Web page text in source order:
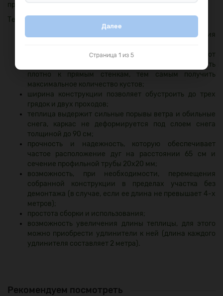
предварительно обработанного антисептиком бруса.
Теплица имеет следующие преимущества:
легкий доступ в теплицу, удобство ее проветривания
увеличенная полезная площадь (на 30 % в отличие от
теплиц арочного типа), рассаду можно высаживать
плотно к прямым стенкам, тем самым получить
максимальное количество кустов;
ширина конструкции позволяет обустроить до трех
грядок и двух проходов;
теплица выдержит сильные порывы ветра и обильные
снега, каркас не деформируется под слоем снега
толщиной до 90 см;
прочность и надежность, которую обеспечивает
частое расположение дуг на расстоянии 65 см и
сечение профильной трубы 20х20 мм;
возможность, при необходимости, перемещения
собранной конструкции в пределах участка без
демонтажа (в случае, если ее длина не превышает 4-х
метров);
простота сборки и использования;
возможность увеличения длины теплицы, для этого
можно приобрести удлинители к ней (длина каждого
удлинителя составляет 2 метра).
Рекомендуем посмотреть
Далее
Страница 1 из 5